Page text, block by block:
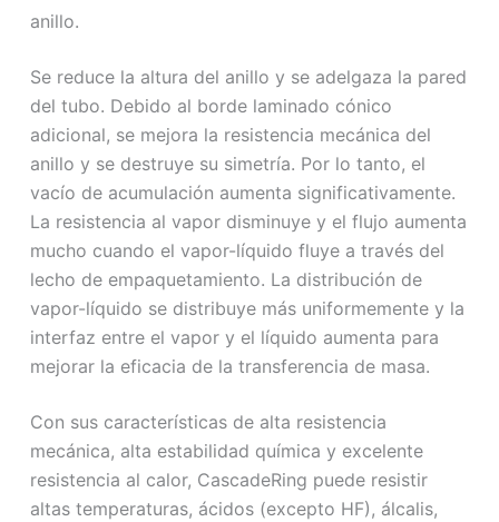
anillo.
Se reduce la altura del anillo y se adelgaza la pared
del tubo. Debido al borde laminado cónico
adicional, se mejora la resistencia mecánica del
anillo y se destruye su simetría. Por lo tanto, el
vacío de acumulación aumenta significativamente.
La resistencia al vapor disminuye y el flujo aumenta
mucho cuando el vapor-líquido fluye a través del
lecho de empaquetamiento. La distribución de
vapor-líquido se distribuye más uniformemente y la
interfaz entre el vapor y el líquido aumenta para
mejorar la eficacia de la transferencia de masa.
Con sus características de alta resistencia
mecánica, alta estabilidad química y excelente
resistencia al calor, CascadeRing puede resistir
altas temperaturas, ácidos (excepto HF), álcalis,